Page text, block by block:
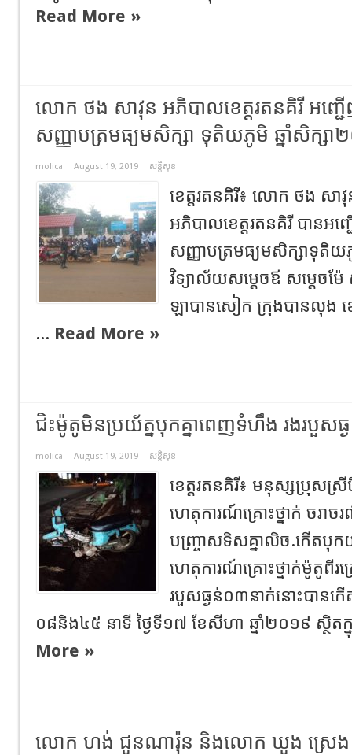
Read More »
លោក ថង សាវុន អភិបាលខេត្តរតនគិរី អញ្ជ
សញ្ញាបត្រមធ្យមសិក្សា ទុតិយភូមិ ឆ្នាំសិក្ស
molica August 19, 2019 សន្តិសុខ
ខេត្តរតនគិរី៖ លោក ថង ស
អភិបាលខេត្តរតនគិរី បានអ
សញ្ញាបត្រមធ្យមសិក្សាទុតិ
វិទ្យាល័យសម្តេចឪ សម្តេចម៉
ឡាបានសៀក ក្រុងបានលុង ខេ
... Read More »
ជិះម៉ូតូមិនប្រយ័ត្នបុកគ្នាពេញទំហឹង រងរបួសធ្
molica August 19, 2019 សន្តិសុខ
ខេត្តរតនគិរី៖ មនុស្សប្រុសស្រី
ហេតុការណ៍គ្រោះថ្នាក់ ចរា
បញ្ច្រាសទិសគ្នាលិច.កើតបុ
ហេតុការណ៍គ្រោះថ្នាក់ម៉ូតូពីរ
របួសធ្ងន់០៣នាក់នោះបានក
០៨និង៤៥ នាទី ថ្ងៃទី១៧ ខែសីហា ឆ្នាំ២០១៩ ស្ថិត
More »
លោក ហង់ ជួនណារ៉ុន និងលោក ឃួង ស្រេង ប